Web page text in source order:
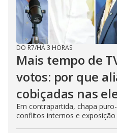
DO R7/HÁ 3 HORAS
Mais tempo de
votos: por que
cobiçadas nas
Em contrapartida, chapa
conflitos internos e exposição